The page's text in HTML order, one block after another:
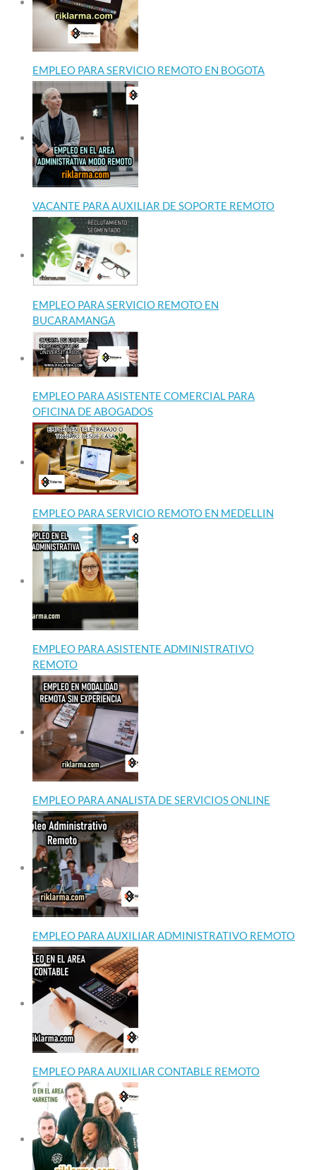
EMPLEO PARA SERVICIO REMOTO EN BOGOTA
VACANTE PARA AUXILIAR DE SOPORTE REMOTO
EMPLEO PARA SERVICIO REMOTO EN
BUCARAMANGA
EMPLEO PARA ASISTENTE COMERCIAL PARA
OFICINA DE ABOGADOS
EMPLEO PARA SERVICIO REMOTO EN MEDELLIN
EMPLEO PARA ASISTENTE ADMINISTRATIVO
REMOTO
EMPLEO PARA ANALISTA DE SERVICIOS ONLINE
EMPLEO PARA AUXILIAR ADMINISTRATIVO REMOTO
EMPLEO PARA AUXILIAR CONTABLE REMOTO